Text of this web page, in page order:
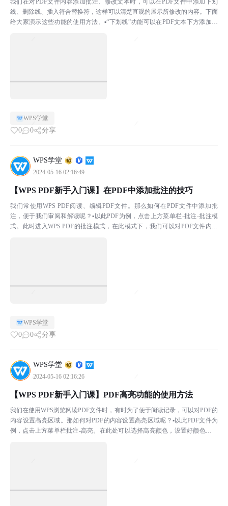
我们在对PDF文件内容添加批注、修改文本时，可以在PDF文件中添加下划
线、删除线、插入符合替换符，这样可以清楚直观的展示所修改的内容。下面
给大家演示这些功能的使用方法。▪“下划线”功能可以在PDF文本下方添加横
WPS学堂
0 0 分享
WPS学堂
2024-05-16 02:16:49
【WPS PDF新手入门课】在PDF中添加批注的技巧
我们常使用WPS PDF阅读、编辑PDF文件。那么如何在PDF文件中添加批
注，便于我们审阅和解读呢？▪以此PDF为例，点击上方菜单栏-批注-批注模
式。此时进入WPS PDF的批注模式，在此模式下，我们可以对PDF文件内容
WPS学堂
0 0 分享
WPS学堂
2024-05-16 02:16:26
【WPS PDF新手入门课】PDF高亮功能的使用方法
我们在使用WPS浏览阅读PDF文件时，有时为了便于阅读记录，可以对PDF的
内容设置高亮区域。那如何对PDF的内容设置高亮区域呢？▪以此PDF文件为
例，点击上方菜单栏批注-高亮。在此处可以选择高亮颜色，设置好颜色后，